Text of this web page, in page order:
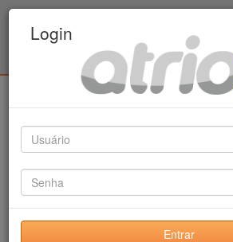
Civil / UPE
Login
Entrar